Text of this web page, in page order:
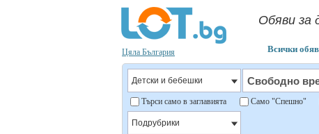
Цяла България
Обяви за
Всички
Търси само в заглавията Само "Спешно"